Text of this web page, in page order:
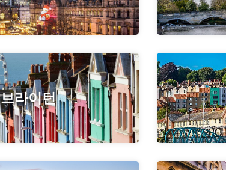
브라이턴